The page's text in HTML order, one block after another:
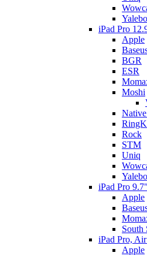
iPad Pro
Apple
BGR
ESR
Moshi
Rock
STM
Uniq
iPad Pro 9.7"
Apple
South
iPad Pro,
Apple